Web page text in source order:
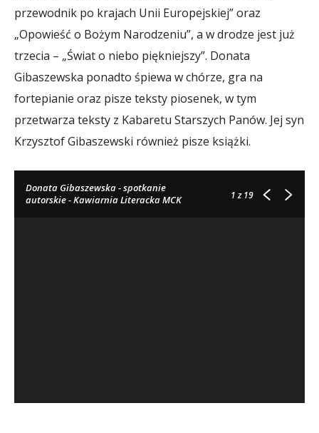
przewodnik po krajach Unii Europejskiej” oraz
„Opowieść o Bożym Narodzeniu”, a w drodze jest już
trzecia – „Świat o niebo piękniejszy”. Donata
Gibaszewska ponadto śpiewa w chórze, gra na
fortepianie oraz pisze teksty piosenek, w tym
przetwarza teksty z Kabaretu Starszych Panów. Jej syn
Krzysztof Gibaszewski również pisze książki.
Donata Gibaszewska - spotkanie
autorskie - Kawiarnia Literacka MCK
1z 19